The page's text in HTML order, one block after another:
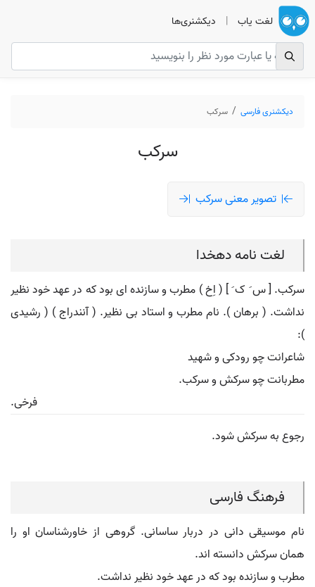
لغت یاب | دیکشنری‌ها
دیکشنری فارسی سرکب
سرکب
تصویر معنی سرکب
لغت نامه دهخدا
سرکب. [ س َ ک َ ] ( اِخ ) مطرب و سازنده ای بود که در عهد خود نظیر
نداشت. ( برهان ). نام مطرب و استاد بی نظیر. ( آنندراج ) ( رشیدی
):
شاعرانت چو رودکی و شهید
مطربانت چو سرکش و سرکب.
فرخی.
رجوع به سرکش شود.
فرهنگ فارسی
نام موسیقی دانی در دربار ساسانی. گروهی از خاورشناسان او را
همان سرکش دانسته اند.
مطرب و سازنده بود که در عهد خود نظیر نداشت.